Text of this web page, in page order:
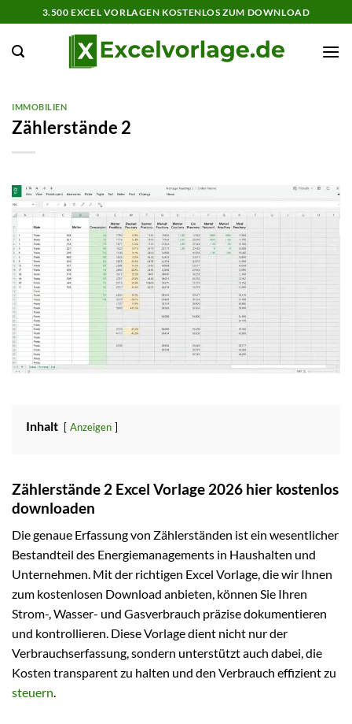
Inhalt
springen
3.500 EXCEL VORLAGEN KOSTENLOS ZUM DOWNLOAD
IMMOBILIEN
Zählerstände 2
Inhalt Anzeigen
Zählerstände 2 Excel Vorlage 2026 hier kostenlos
downloaden
Die genaue Erfassung von Zählerständen ist ein wesentlicher
Bestandteil des Energiemanagements in Haushalten und
Unternehmen. Mit der richtigen Excel Vorlage, die wir Ihnen
zum kostenlosen Download anbieten, können Sie Ihren
Strom-, Wasser- und Gasverbrauch präzise dokumentieren
und kontrollieren. Diese Vorlage dient nicht nur der
Verbrauchserfassung, sondern unterstützt auch dabei, die
Kosten transparent zu halten und den Verbrauch effizient zu
steuern.